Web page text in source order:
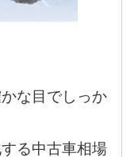
な目でしっか
る中古車相場